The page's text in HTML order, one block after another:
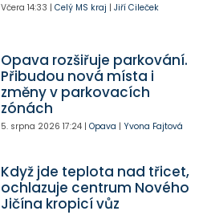
Včera 14:33 | Celý MS kraj | Jiří Cileček
Opava rozšiřuje parkování.
Přibudou nová místa i
změny v parkovacích
zónách
5. srpna 2026 17:24| Opava | Yvona Fajtová
Když jde teplota nad třicet,
ochlazuje centrum Nového
Jičína kropicí vůz